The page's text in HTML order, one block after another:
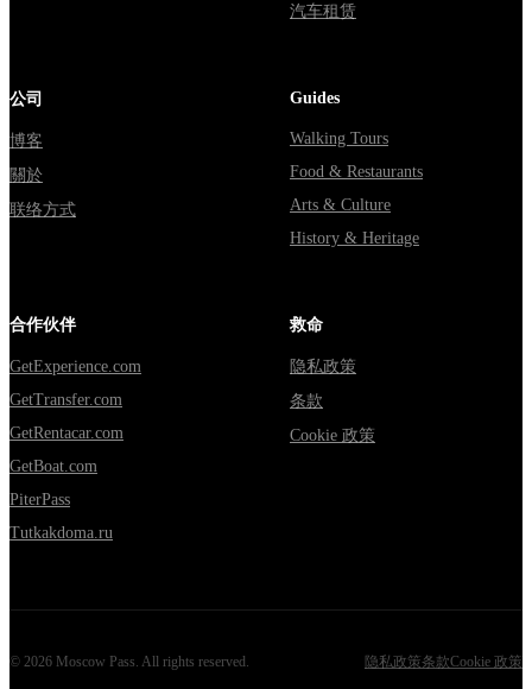
汽车租赁
公司
博客
關於
联络方式
Guides
Walking Tours
Food & Restaurants
Arts & Culture
History & Heritage
合作伙伴
GetExperience.com
GetTransfer.com
GetRentacar.com
GetBoat.com
PiterPass
Tutkakdoma.ru
救命
隐私政策
条款
Cookie 政策
© 2026 Moscow Pass . All rights reserved. 隐私政策条款Cookie 政策